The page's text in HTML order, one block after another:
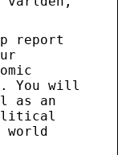
report
You will
as an